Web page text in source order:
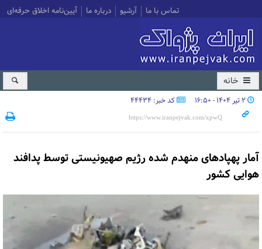
تماس با ما آرشیو درباره ما آیین‌نامه اخلاق حرفه‌ای
خانه
۲ تیر ۱۴۰۴ - ۱۶:۵۰ کد خبر: 44434
آمار پهپادهای منهدم شده رژیم صهیونیستی توسط پدافند
هوایی کشور